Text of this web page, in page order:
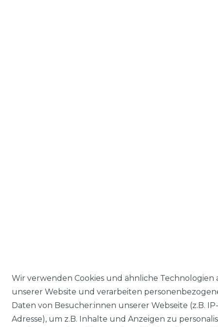
Wir verwenden Cookies und ähnliche Technologien
unserer Website und verarbeiten
Daten von Besucher:innen unserer Webseite (z.B. IP-
Adresse), um z.B. Inhalte und Anzeigen zu